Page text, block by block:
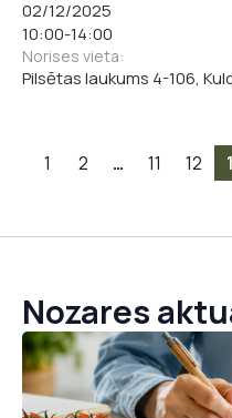
02/12/2025
10:00-14:00
Norises vieta:
Pilsētas laukums 4-106,
1 2 … 11 12
Nozares